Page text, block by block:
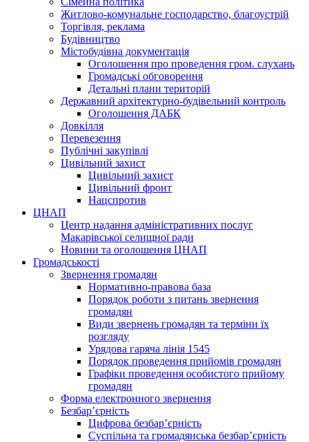
Житлово-комунальне господарство, благоустрій
Торгівля, реклама
Будівництво
Містобудівна документація
Оголошення про проведення гром. слухань
Громадські обговорення
Детальні плани територій
Державний архітектурно-будівельний контроль
Оголошення ДАБК
Довкілля
Перевезення
Публічні закупівлі
Цивільний захист
Цивільний захист
Цивільний фронт
Нацспротив
ЦНАП
Центр надання адміністративних послуг
Макарівської селищної ради
Новини та оголошення ЦНАП
Громадськості
Звернення громадян
Нормативно-правова база
Порядок роботи з питань звернення
громадян
Види звернень громадян та терміни їх
розгляду
Урядова гаряча лінія 1545
Порядок проведення прийомів громадян
Графіки проведення особистого прийому
громадян
Форма електронного звернення
Безбар’єрність
Цифрова безбар’єрність
Суспільна та громадянська безбар’єрність